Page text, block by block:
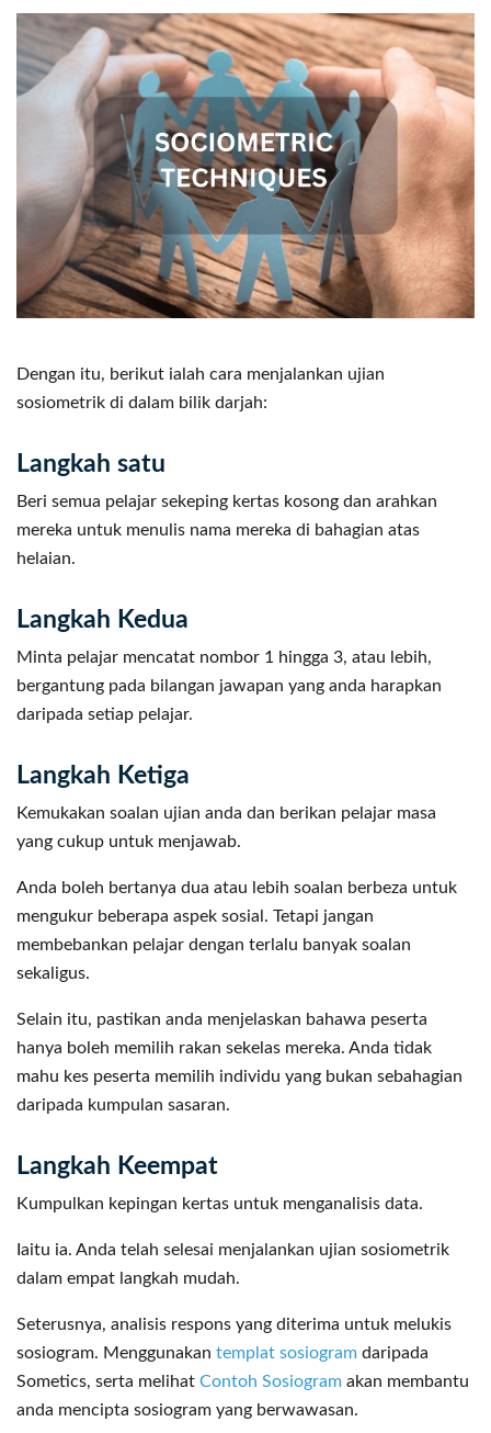
Dengan itu, berikut ialah cara menjalankan ujian
sosiometrik di dalam bilik darjah:
Langkah satu
Beri semua pelajar sekeping kertas kosong dan arahkan
mereka untuk menulis nama mereka di bahagian atas
helaian.
Langkah Kedua
Minta pelajar mencatat nombor 1 hingga 3, atau lebih,
bergantung pada bilangan jawapan yang anda harapkan
daripada setiap pelajar.
Langkah Ketiga
Kemukakan soalan ujian anda dan berikan pelajar masa
yang cukup untuk menjawab.
Anda boleh bertanya dua atau lebih soalan berbeza untuk
mengukur beberapa aspek sosial. Tetapi jangan
membebankan pelajar dengan terlalu banyak soalan
sekaligus.
Selain itu, pastikan anda menjelaskan bahawa peserta
hanya boleh memilih rakan sekelas mereka. Anda tidak
mahu kes peserta memilih individu yang bukan sebahagian
daripada kumpulan sasaran.
Langkah Keempat
Kumpulkan kepingan kertas untuk menganalisis data.
Iaitu ia. Anda telah selesai menjalankan ujian sosiometrik
dalam empat langkah mudah.
Seterusnya, analisis respons yang diterima untuk melukis
sosiogram. Menggunakan templat sosiogram daripada
Sometics, serta melihat Contoh Sosiogram akan membantu
anda mencipta sosiogram yang berwawasan.